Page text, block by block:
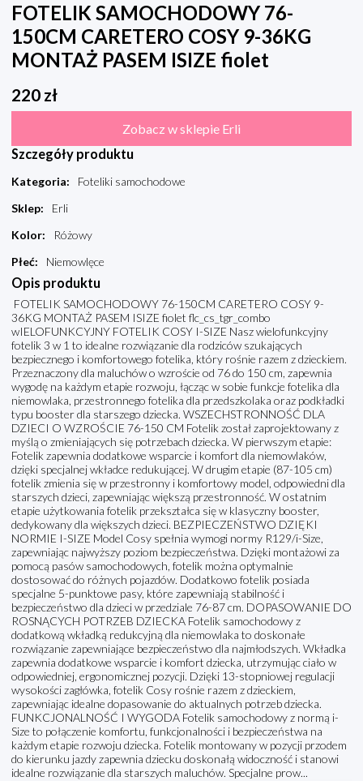
FOTELIK SAMOCHODOWY 76-
150CM CARETERO COSY 9-36KG
MONTAŻ PASEM ISIZE fiolet
220 zł
Zobacz w sklepie Erli
Szczegóły produktu
Kategoria:
Foteliki samochodowe
Sklep:
Erli
Kolor:
Różowy
Płeć: Niemowlęce
Opis produktu
FOTELIK SAMOCHODOWY 76-150CM CARETERO COSY 9-
36KG MONTAŻ PASEM ISIZE fiolet flc_cs_tgr_combo
wIELOFUNKCYJNY FOTELIK COSY I-SIZE Nasz wielofunkcyjny
fotelik 3 w 1 to idealne rozwiązanie dla rodziców szukających
bezpiecznego i komfortowego fotelika, który rośnie razem z dzieckiem.
Przeznaczony dla maluchów o wzroście od 76 do 150 cm, zapewnia
wygodę na każdym etapie rozwoju, łącząc w sobie funkcje fotelika dla
niemowlaka, przestronnego fotelika dla przedszkolaka oraz podkładki
typu booster dla starszego dziecka. WSZECHSTRONNOŚĆ DLA
DZIECI O WZROŚCIE 76-150 CM Fotelik został zaprojektowany z
myślą o zmieniających się potrzebach dziecka. W pierwszym etapie:
Fotelik zapewnia dodatkowe wsparcie i komfort dla niemowlaków,
dzięki specjalnej wkładce redukującej. W drugim etapie (87-105 cm)
fotelik zmienia się w przestronny i komfortowy model, odpowiedni dla
starszych dzieci, zapewniając większą przestronność. W ostatnim
etapie użytkowania fotelik przekształca się w klasyczny booster,
dedykowany dla większych dzieci. BEZPIECZEŃSTWO DZIĘKI
NORMIE I-SIZE Model Cosy spełnia wymogi normy R129/i-Size,
zapewniając najwyższy poziom bezpieczeństwa. Dzięki montażowi za
pomocą pasów samochodowych, fotelik można optymalnie
dostosować do różnych pojazdów. Dodatkowo fotelik posiada
specjalne 5-punktowe pasy, które zapewniają stabilność i
bezpieczeństwo dla dzieci w przedziale 76-87 cm. DOPASOWANIE DO
ROSNĄCYCH POTRZEB DZIECKA Fotelik samochodowy z
dodatkową wkładką redukcyjną dla niemowlaka to doskonałe
rozwiązanie zapewniające bezpieczeństwo dla najmłodszych. Wkładka
zapewnia dodatkowe wsparcie i komfort dziecka, utrzymując ciało w
odpowiedniej, ergonomicznej pozycji. Dzięki 13-stopniowej regulacji
wysokości zagłówka, fotelik Cosy rośnie razem z dzieckiem,
zapewniając idealne dopasowanie do aktualnych potrzeb dziecka.
FUNKCJONALNOŚĆ I WYGODA Fotelik samochodowy z normą i-
Size to połączenie komfortu, funkcjonalności i bezpieczeństwa na
każdym etapie rozwoju dziecka. Fotelik montowany w pozycji przodem
do kierunku jazdy zapewnia dziecku doskonałą widoczność i stanowi
idealne rozwiązanie dla starszych maluchów. Specjalne prow...